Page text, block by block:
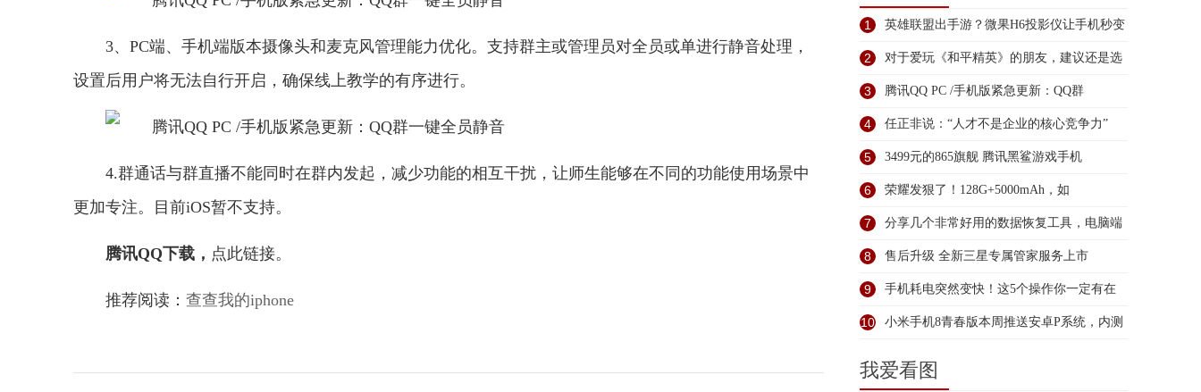
3、PC端、手机端版本摄像头和麦克风管理能力优化。支持群主或管理员对全员或单进行静音处理，
设置后用户将无法自行开启，确保线上教学的有序进行。
4.群通话与群直播不能同时在群内发起，减少功能的相互干扰，让师生能够在不同的功能使用场景中
更加专注。目前iOS暂不支持。
腾讯QQ下载， 点此链接。
推荐阅读： 查查我的iphone
1 英雄联盟出手游？微果H6投影仪让手机秒变
2 对于爱玩《和平精英》的朋友，建议还是选
2
3 腾讯QQ PC /手机版紧急更新：QQ群
4 任正非说：“人才不是企业的核心竞争力”
5 3499元的865旗舰 腾讯黑鲨游戏手机
6 荣耀发狠了！128G+5000mAh，如
7 分享几个非常好用的数据恢复工具，电脑端
和
8 售后升级 全新三星专属管家服务上市
9 手机耗电突然变快！这5个操作你一定有在
做
10 小米手机8青春版本周推送安卓P系统，内测
我爱看图